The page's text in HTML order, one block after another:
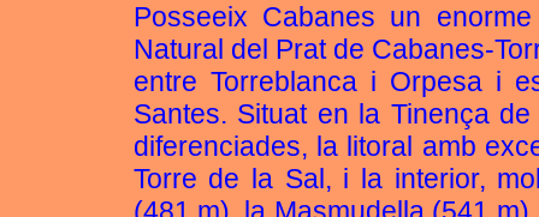
Posseeix Cabanes un
Natural del Prat de Cabanes-
entre Torreblanca i Orpesa i
Santes. Situat en la Tinença
diferenciades, la litoral amb
Torre de la Sal, i la interior,